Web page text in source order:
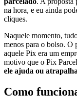
na hora, e eu ainda
cliques.
Naquele momento,
menos para o bolso. O
aquele Pix era um
motivo que o Pix
ele ajuda ou
Como